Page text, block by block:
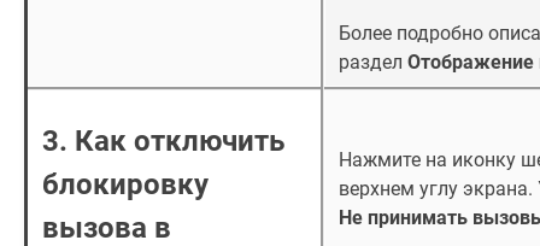
Более подробно
раздел Отображение
3. Как отключить
блокировку
вызова в
Нажмите на иконку
верхнем углу
Не принимать